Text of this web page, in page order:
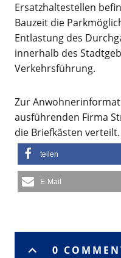
Ersatzhaltestellen
Bauzeit die
Entlastung des
innerhalb des
Verkehrsführung.
Zur
ausführenden Firma
die Briefkästen verteilt.
teilen
E-Mail
0